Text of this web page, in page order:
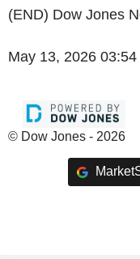
(END) Dow Jones
May 13, 2026
© Dow Jones - 2026